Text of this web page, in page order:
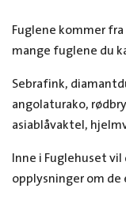
Fuglene kommer
mange fuglene du
Sebrafink,
angolaturako,
asiablåvaktel,
Inne i Fuglehuset
opplysninger om